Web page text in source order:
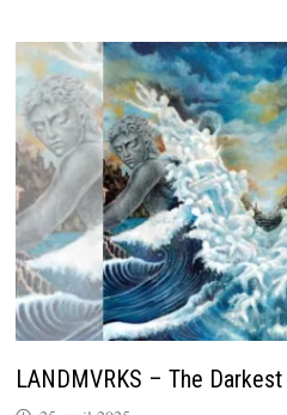
LANDMVRKS – The